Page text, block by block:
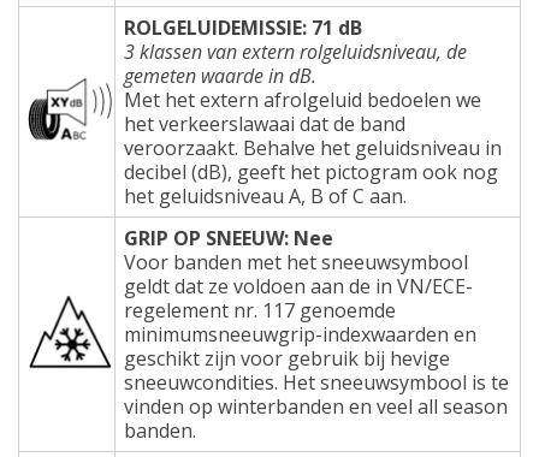
ROLGELUIDEMISSIE: 71 dB
3 klassen van extern rolgeluidsniveau, de
gemeten waarde in dB.
Met het extern afrolgeluid bedoelen we
het verkeerslawaai dat de band
veroorzaakt. Behalve het geluidsniveau in
decibel (dB), geeft het pictogram ook nog
het geluidsniveau A, B of C aan.
GRIP OP SNEEUW: Nee
Voor banden met het sneeuwsymbool
geldt dat ze voldoen aan de in VN/ECE-
regelement nr. 117 genoemde
minimumsneeuwgrip-indexwaarden en
geschikt zijn voor gebruik bij hevige
sneeuwcondities. Het sneeuwsymbool is te
vinden op winterbanden en veel all season
banden.